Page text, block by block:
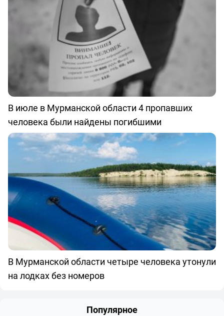
В июле в Мурманской области 4 пропавших
человека были найдены погибшими
В Мурманской области четыре человека утонули
на лодках без номеров
Популярное